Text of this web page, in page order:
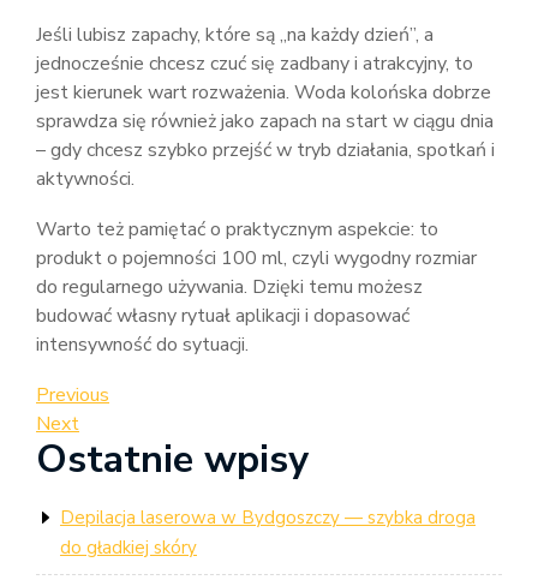
Jeśli lubisz zapachy, które są „na każdy dzień”, a
jednocześnie chcesz czuć się zadbany i atrakcyjny, to
jest kierunek wart rozważenia. Woda kolońska dobrze
sprawdza się również jako zapach na start w ciągu dnia
– gdy chcesz szybko przejść w tryb działania, spotkań i
aktywności.
Warto też pamiętać o praktycznym aspekcie: to
produkt o pojemności 100 ml, czyli wygodny rozmiar
do regularnego używania. Dzięki temu możesz
budować własny rytuał aplikacji i dopasować
intensywność do sytuacji.
Nawigacja
wpisu
Previous
Post
Previous
Next
Post
Next
Ostatnie wpisy
Depilacja laserowa w Bydgoszczy — szybka droga
do gładkiej skóry